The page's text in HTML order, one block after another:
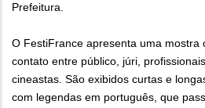
Prefeitura.
O FestiFrance apresenta uma mostra
contato entre público, júri,
cineastas. São exibidos curtas e
com legendas em português, que